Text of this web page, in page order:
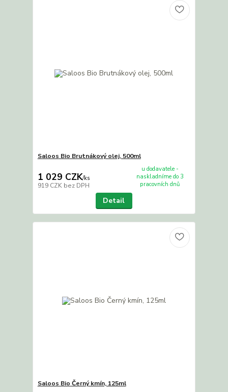
Saloos Bio Brutnákový olej, 500ml
1 029 CZK/ks
919 CZK bez DPH
u dodavatele -
naskladníme do 3
pracovních dnů
Detail
Saloos Bio Černý kmín, 125ml